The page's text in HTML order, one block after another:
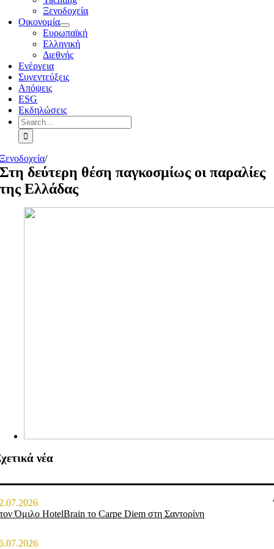
Ξενοδοχεία
Οικονομία
Ευρωπαϊκή
Ελληνική
Διεθνής
Ενέργεια
Συνεντεύξεις
Απόψεις
ESG
Εκδηλώσεις
Search
for:
Ξενοδοχεία/
Στη δεύτερη θέση παγκοσμίως οι παραλίες
της Ελλάδας
νέα
Όμιλο HotelBrain το Carpe Diem στη Σαντορίνη